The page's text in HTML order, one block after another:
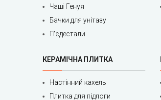
Чаші Генуя
Бачки для унітазу
П'єдестали
КЕРАМІЧНА ПЛИТКА
Настінний кахель
Плитка для підлоги